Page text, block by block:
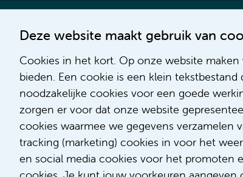
Deze website maakt gebruik van
Cookies in het kort. Op onze website
bieden. Een cookie is een klein
noodzakelijke cookies voor een goede
zorgen er voor dat onze website
cookies waarmee we gegevens verzamelen
tracking (marketing) cookies in voor het
en social media cookies voor het promoten